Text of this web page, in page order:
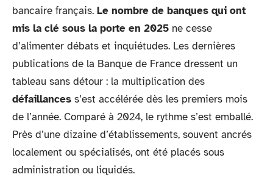
bancaire français. Le nombre de banques qui ont
mis la clé sous la porte en 2025 ne cesse
d’alimenter débats et inquiétudes. Les dernières
publications de la Banque de France dressent un
tableau sans détour : la multiplication des
défaillances s’est accélérée dès les premiers mois
de l’année. Comparé à 2024, le rythme s’est emballé.
Près d’une dizaine d’établissements, souvent ancrés
localement ou spécialisés, ont été placés sous
administration ou liquidés.